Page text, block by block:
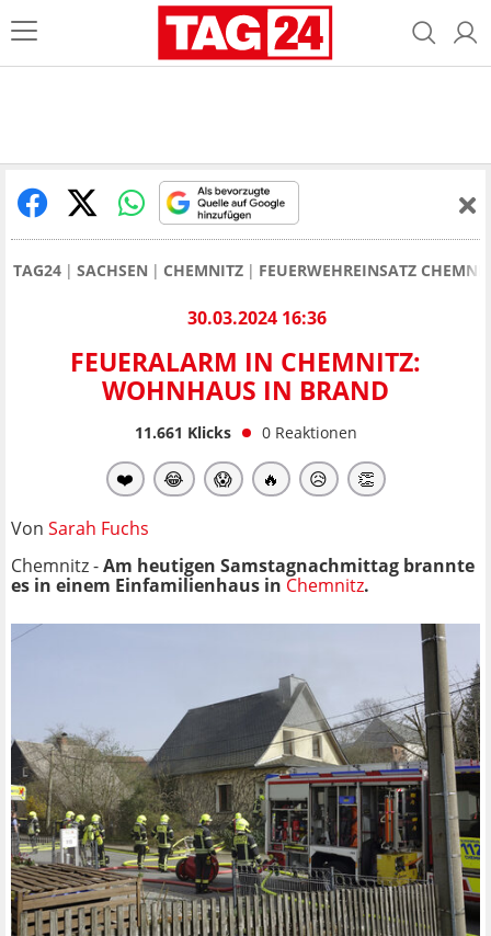
TAG24 SACHSEN CHEMNITZ FEUERWEHREINSATZ
30.03.2024 16:36
FEUERALARM IN CHEMNITZ:
WOHNHAUS IN BRAND
11.661 Klicks 0 Reaktionen
❤️ 😂 😱 🔥 😥 👏
Von Sarah Fuchs
Chemnitz -Am heutigen Samstagnachmittag brannte
es in einem Einfamilienhaus in Chemnitz.